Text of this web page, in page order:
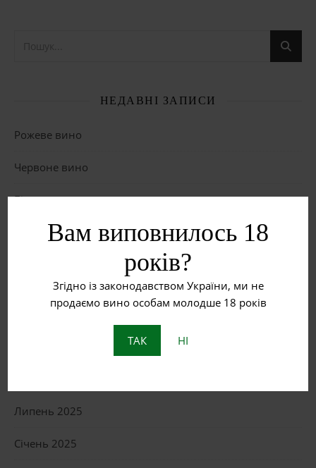
Вам виповнилось 18
років?
Згідно із законодавством України, ми не
продаємо вино особам молодше 18 років
ТАК НІ
НЕДАВНІ ЗАПИСИ
Рожеве вино
Червоне вино
Біле вино
Що таке бурштинове вино?
Пет Нат: Натуральне ігристе вино з історією
Липень 2025
Січень 2025